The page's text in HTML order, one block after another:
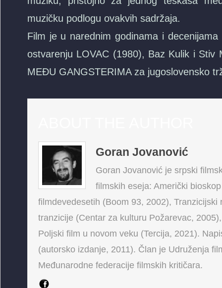
muzičku podlogu ovakvih sadržaja.
Film je u narednim godinama i
ostvarenju LOVAC (1980), Baz Kulik i Stiv
MEĐU GANGSTERIMA za jugoslovensko
Goran Jovanović
Goran Jovanović je srpski
filmskih eseja: Američki
filmdevedesetih (Boom 93, 2002),
tranzicije (Centar za kulturu Požarevac,
Poljski film u novom veku (Tercija, 2021).
(autorsko izdanje, 2011). Član je Udruženja
Međunarodne federacije filmskih kritičara.